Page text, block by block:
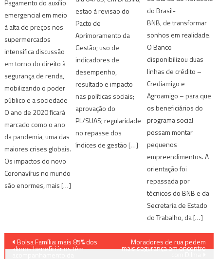
Pagamento do auxílio
emergencial em meio
à alta de preços nos
supermercados
intensifica discussão
em torno do direito à
segurança de renda,
mobilizando o poder
público e a sociedade
O ano de 2020 ficará
marcado como o ano
da pandemia, uma das
maiores crises globais.
Os impactos do novo
Coronavírus no mundo
são enormes, mais […]
estão à revisão do
Pacto de
Aprimoramento da
Gestão; uso de
indicadores de
desempenho,
resultado e impacto
nas políticas sociais;
aprovação do
PL/SUAS; regularidade
no repasse dos
índices de gestão […]
do Brasil-
BNB, de transformar
sonhos em realidade.
O Banco
disponibilizou duas
linhas de crédito –
Crediamigo e
Agroamigo – para que
os beneficiários do
programa social
possam montar
pequenos
empreendimentos. A
orientação foi
repassada por
técnicos do BNB e da
Secretaria de Estado
do Trabalho, da […]
Navegação
Bolsa Família: mais 85% dos
alunos beneficiários têm
Moradores de rua pedem
mais segurança em encontro